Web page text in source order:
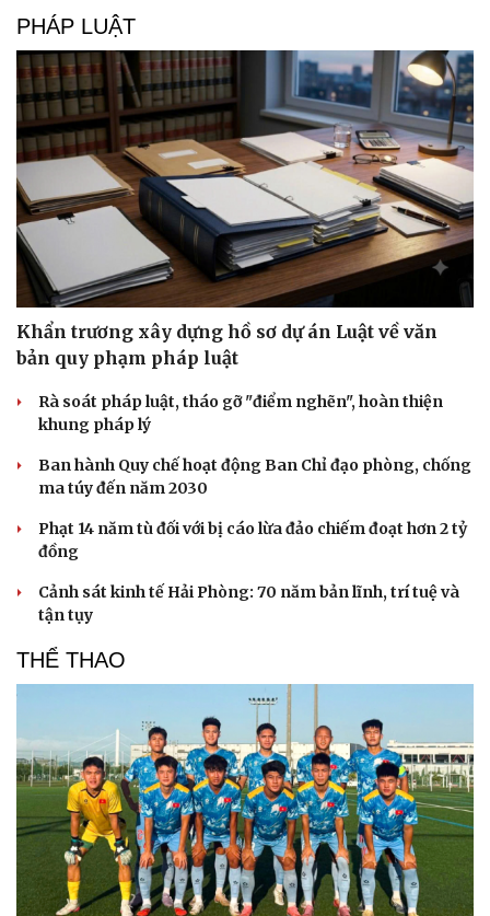
Cây thuốc
Sản phụ khoa
Nhi khoa
Nam khoa
Làm đẹp - giảm cân
Phòng mạch online
Ăn sạch sống khỏe
PHÁP LUẬT
Khẩn trương xây dựng hồ sơ dự án Luật về văn
bản quy phạm pháp luật
Rà soát pháp luật, tháo gỡ "điểm nghẽn", hoàn thiện
khung pháp lý
Ban hành Quy chế hoạt động Ban Chỉ đạo phòng, chống
ma túy đến năm 2030
Phạt 14 năm tù đối với bị cáo lừa đảo chiếm đoạt hơn 2 tỷ
đồng
Cảnh sát kinh tế Hải Phòng: 70 năm bản lĩnh, trí tuệ và
tận tụy
THỂ THAO